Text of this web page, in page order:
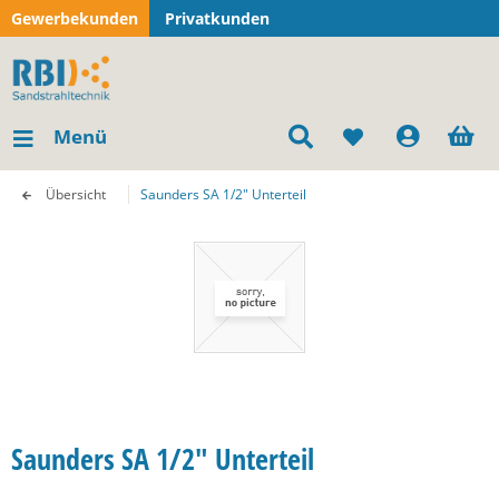
Gewerbekunden Privatkunden
Menü
Übersicht Saunders SA 1/2" Unterteil
Saunders SA 1/2" Unterteil